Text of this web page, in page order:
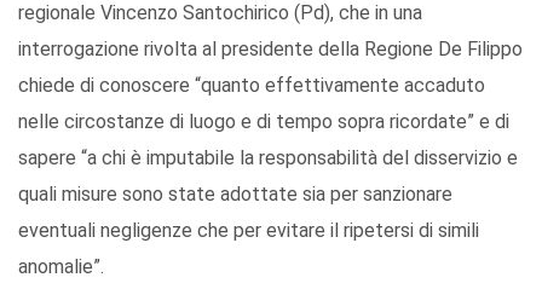
regionale Vincenzo Santochirico (Pd), che in una
interrogazione rivolta al presidente della Regione De Filippo
chiede di conoscere “quanto effettivamente accaduto
nelle circostanze di luogo e di tempo sopra ricordate” e di
sapere “a chi è imputabile la responsabilità del disservizio e
quali misure sono state adottate sia per sanzionare
eventuali negligenze che per evitare il ripetersi di simili
anomalie”.